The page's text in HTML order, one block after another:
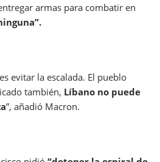
armas para combatir en
evitar la escalada. El pueblo
también, Líbano no puede
”, añadió Macron.